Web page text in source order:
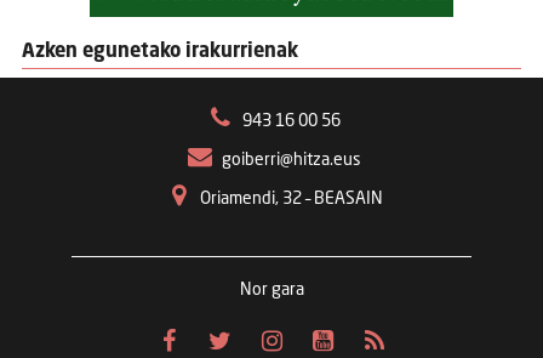
Azken egunetako irakurrienak
943 16 00 56
goiberri@hitza.eus
Oriamendi, 32 – BEASAIN
Nor gara